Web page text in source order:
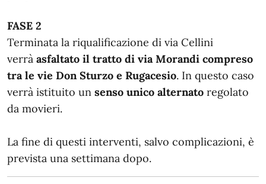
FASE 2
Terminata la riqualificazione di via Cellini
verrà asfaltato il tratto di via Morandi compreso
tra le vie Don Sturzo e Rugacesio. In questo caso
verrà istituito un senso unico alternato regolato
da movieri.
La fine di questi interventi, salvo complicazioni, è
prevista una settimana dopo.